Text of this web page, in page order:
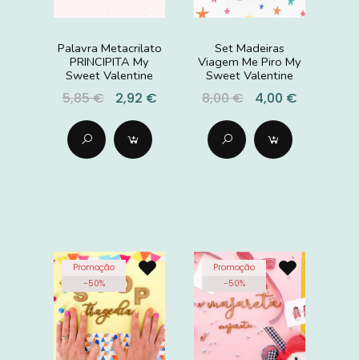
Palavra Metacrilato
PRINCIPITA My
Sweet Valentine
5,85 € 2,92 €
Set Madeiras
Viagem Me Piro My
Sweet Valentine
8,00 € 4,00 €
Promoção
-50%
Promoção
-50%